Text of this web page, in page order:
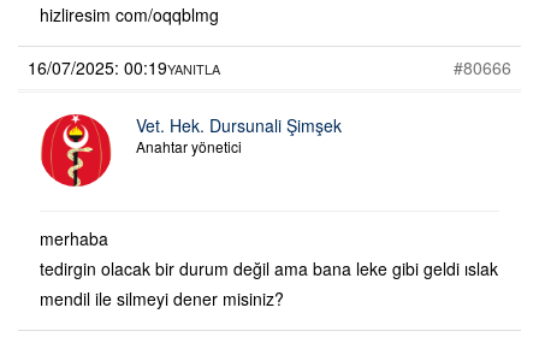
hizliresim com/oqqblmg
16/07/2025: 00:19 #80666
YANITLA
Vet. Hek. Dursunali Şimşek
Anahtar yönetici
merhaba
tedirgin olacak bir durum değil ama bana leke gibi geldi ıslak
mendil ile silmeyi dener misiniz?